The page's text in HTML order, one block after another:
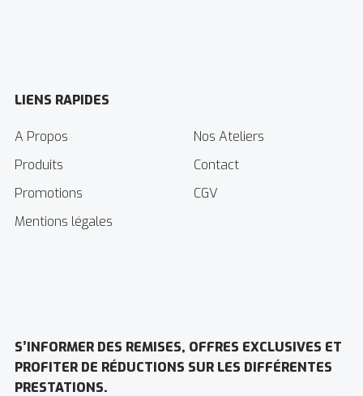
LIENS RAPIDES
A Propos
Nos Ateliers
Produits
Contact
Promotions
CGV
Mentions légales
S’INFORMER DES REMISES, OFFRES EXCLUSIVES ET
PROFITER DE RÉDUCTIONS SUR LES DIFFÉRENTES
PRESTATIONS.